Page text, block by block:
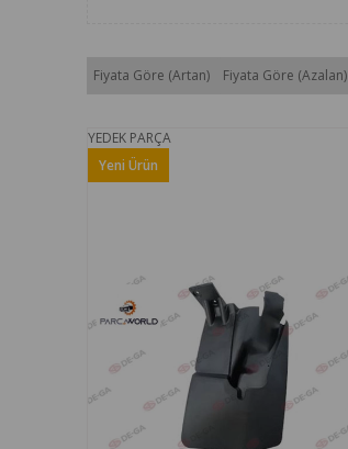
Fiyata Göre (Artan) Fiyata Göre (Azalan)
YEDEK PARÇA
Yeni Ürün